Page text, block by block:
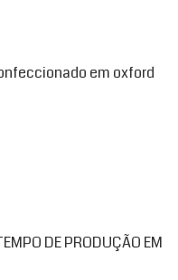
em oxford
DE PRODUÇÃO EM